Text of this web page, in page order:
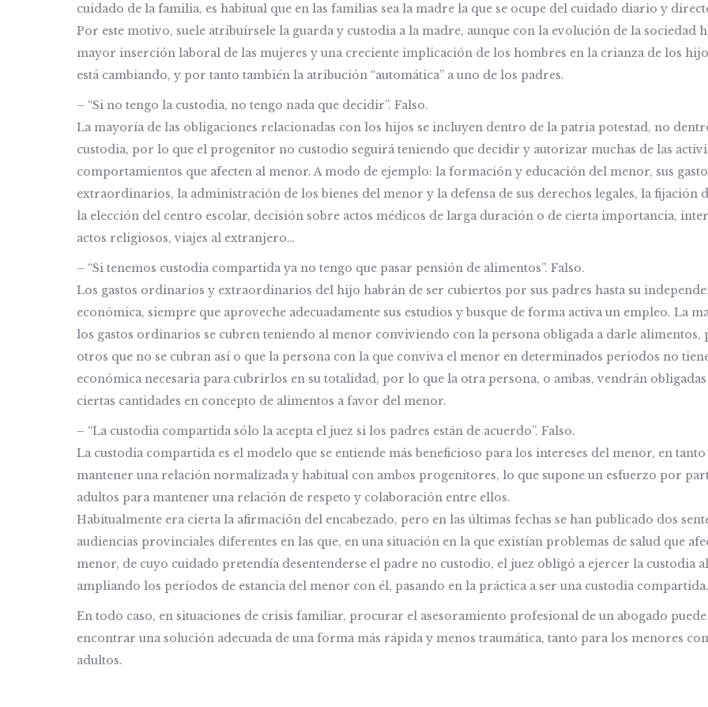
cuidado de la familia, es habitual que en las familias sea la madre la que se ocupe del cuidado diario y
Por este motivo, suele atribuírsele la guarda y custodia a la madre, aunque con la evolución de la sociedad
mayor inserción laboral de las mujeres y una creciente implicación de los hombres en la crianza de los
está cambiando, y por tanto también la atribución “automática” a uno de los padres.
– “Si no tengo la custodia, no tengo nada que decidir”. Falso.
La mayoría de las obligaciones relacionadas con los hijos se incluyen dentro de la patria potestad, no
custodia, por lo que el progenitor no custodio seguirá teniendo que decidir y autorizar muchas de las
comportamientos que afecten al menor. A modo de ejemplo: la formación y educación del menor, sus
extraordinarios, la administración de los bienes del menor y la defensa de sus derechos legales, la fijación
la elección del centro escolar, decisión sobre actos médicos de larga duración o de cierta importancia,
actos religiosos, viajes al extranjero…
– “Si tenemos custodia compartida ya no tengo que pasar pensión de alimentos”. Falso.
Los gastos ordinarios y extraordinarios del hijo habrán de ser cubiertos por sus padres hasta su
económica, siempre que aproveche adecuadamente sus estudios y busque de forma activa un empleo. La
los gastos ordinarios se cubren teniendo al menor conviviendo con la persona obligada a darle alimentos,
otros que no se cubran así o que la persona con la que conviva el menor en determinados periodos no
económica necesaria para cubrirlos en su totalidad, por lo que la otra persona, o ambas, vendrán
ciertas cantidades en concepto de alimentos a favor del menor.
– “La custodia compartida sólo la acepta el juez si los padres están de acuerdo”. Falso.
La custodia compartida es el modelo que se entiende más beneficioso para los intereses del menor, en tanto
mantener una relación normalizada y habitual con ambos progenitores, lo que supone un esfuerzo por
adultos para mantener una relación de respeto y colaboración entre ellos.
Habitualmente era cierta la afirmación del encabezado, pero en las últimas fechas se han publicado dos
audiencias provinciales diferentes en las que, en una situación en la que existían problemas de salud que
menor, de cuyo cuidado pretendía desentenderse el padre no custodio, el juez obligó a ejercer la custodia
ampliando los períodos de estancia del menor con él, pasando en la práctica a ser una custodia compartida.
En todo caso, en situaciones de crisis familiar, procurar el asesoramiento profesional de un abogado
encontrar una solución adecuada de una forma más rápida y menos traumática, tanto para los menores
adultos.